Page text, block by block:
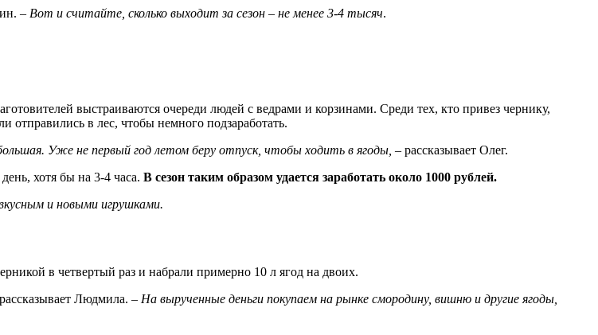
– Вот и считайте, сколько выходит за сезон – не менее 3-4 тысяч.
выстраиваются очереди людей с ведрами и корзинами. Среди тех, кто привез чернику,
отправились в лес, чтобы немного подзаработать.
Уже не первый год летом беру отпуск, чтобы ходить в ягоды, – рассказывает Олег.
хотя бы на 3-4 часа. В сезон таким образом удается заработать около 1000 рублей.
и новыми игрушками.
в четвертый раз и набрали примерно 10 л ягод на двоих.
Людмила. – На вырученные деньги покупаем на рынке смородину, вишню и другие ягоды,